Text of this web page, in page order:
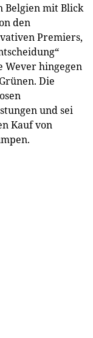
Belgien mit Blick
den
Premiers,
Wever hingegen
Die
und sei
Kauf von